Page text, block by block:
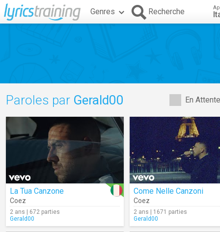
Genres Recherche
En
Paroles par Gerald00
La Tua Canzone
Coez
2 ans | 672 parties
Gerald00
Come Nelle Canzoni
Coez
2 ans | 1671 parties
Gerald00